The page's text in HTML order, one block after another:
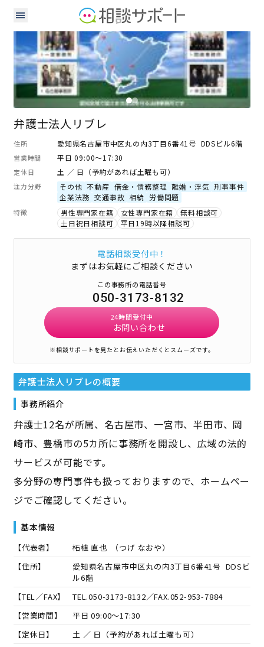
弁護士法人リブレ
住所 愛知県名古屋市中区丸の内3丁目6番41号 DDSビル6階
営業時間 平日 09:00～17:30
定休日 土 ／ 日（予約があれば土曜も可）
注力分野 その他 不動産 借金・債務整理 離婚・浮気 刑事事件
企業法務 交通事故 相続 労働問題
特徴 男性専門家在籍 女性専門家在籍
無料相談可
土日祝日相談可
平日19時以降相談可
電話相談受付中！
まずはお気軽にご相談ください
この事務所の電話番号
050-3173-8132
24時間受付中
お問い合わせ
※相談サポートを見たとお伝えいただくとスムーズです。
弁護士法人リブレの概要
事務所紹介
弁護士12名が所属、名古屋市、一宮市、半田市、岡
崎市、豊橋市の5カ所に事務所を開設し、広域の法的
サービスが可能です。
多分野の専門事件も扱っておりますので、ホームペー
ジでご確認してください。
基本情報
【代表者】 柘植 直也 （つげ なおや）
【住所】
愛知県名古屋市中区丸の内3丁目6番41号 DDSビ
ル6階
【TEL／FAX】
TEL.050-3173-8132／FAX.052-953-7884
【営業時間】
平日 09:00～17:30
【定休日】
土 ／ 日（予約があれば土曜も可）